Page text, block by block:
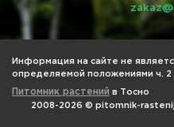
Информация на сайте не
определяемой положениями ч. 2
Питомник растений в Тосно
2008-2026 © pitomnik-